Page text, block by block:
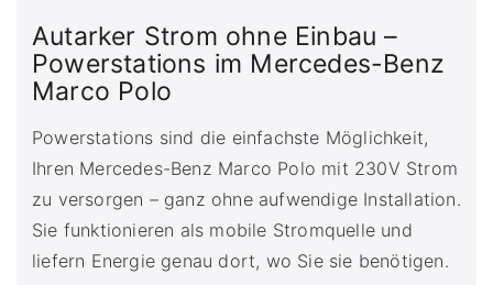
Autarker Strom ohne Einbau –
Powerstations im Mercedes-Benz
Marco Polo
Powerstations sind die einfachste Möglichkeit,
Ihren Mercedes-Benz Marco Polo mit 230V Strom
zu versorgen – ganz ohne aufwendige Installation.
Sie funktionieren als mobile Stromquelle und
liefern Energie genau dort, wo Sie sie benötigen.